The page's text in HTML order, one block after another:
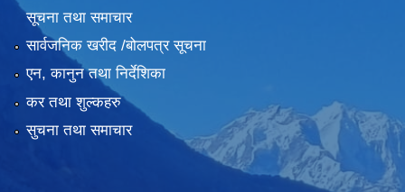
सूचना तथा समाचार
सार्वजनिक खरीद /बोलपत्र सूचना
एन, कानुन तथा निर्देशिका
कर तथा शुल्कहरु
सुचना तथा समाचार